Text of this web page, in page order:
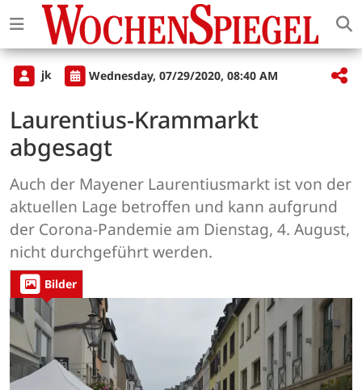
jk Wednesday, 07/29/2020, 08:40 AM
Laurentius-Krammarkt
abgesagt
Auch der Mayener Laurentiusmarkt ist von der
aktuellen Lage betroffen und kann aufgrund
der Corona-Pandemie am Dienstag, 4. August,
nicht durchgeführt werden.
Bilder